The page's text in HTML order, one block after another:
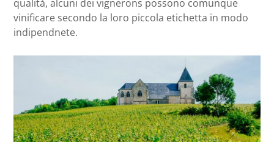
qualità, alcuni dei vignerons possono comunque
vinificare secondo la loro piccola etichetta in modo
indipendnete.